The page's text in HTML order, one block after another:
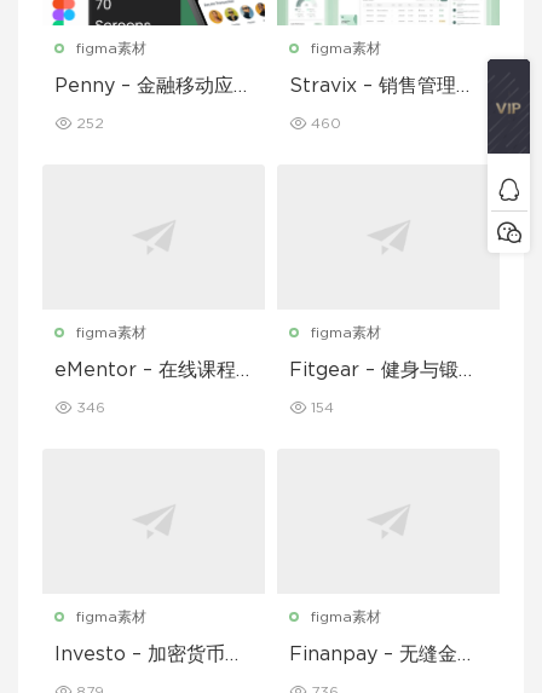
figma素材
Penny – 金融移动应用
252
figma素材
Stravix – 销售管理仪
460
figma素材
eMentor – 在线课程
UI Kit
346
figma素材
Fitgear – 健身与锻炼
154
figma素材
Investo – 加密货币应
figma素材
Finanpay – 无缝金融